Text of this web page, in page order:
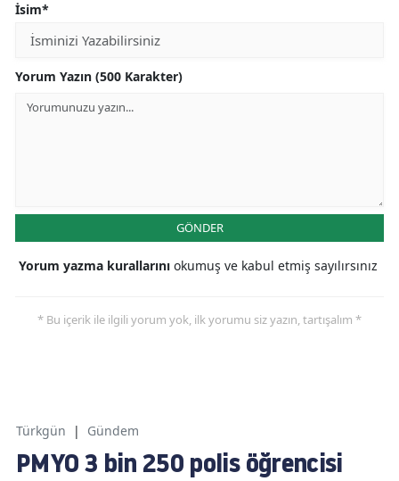
İsim*
Yorum Yazın (500 Karakter)
GÖNDER
Yorum yazma kurallarını okumuş ve kabul etmiş sayılırsınız
* Bu içerik ile ilgili yorum yok, ilk yorumu siz yazın, tartışalım *
Türkgün | Gündem
PMYO 3 bin 250 polis öğrencisi